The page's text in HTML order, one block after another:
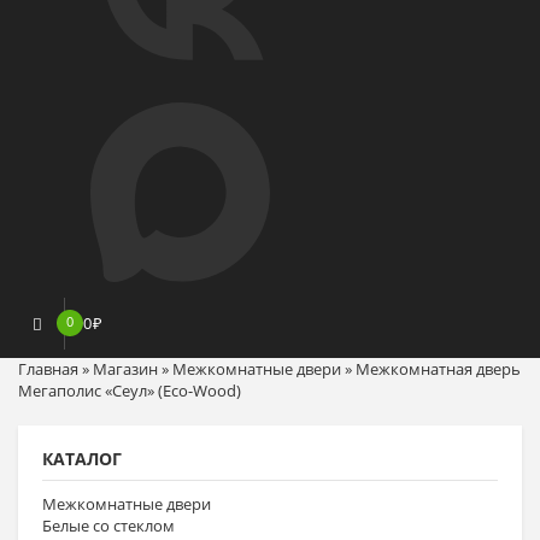
0 0₽
Главная » Магазин» Межкомнатные двери» Межкомнатная дверь
Мегаполис «Сеул» (Eco-Wood)
КАТАЛОГ
Межкомнатные двери
Белые со стеклом